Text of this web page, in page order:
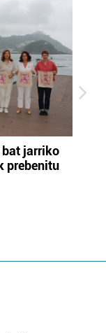
bat jarriko
prebenitu